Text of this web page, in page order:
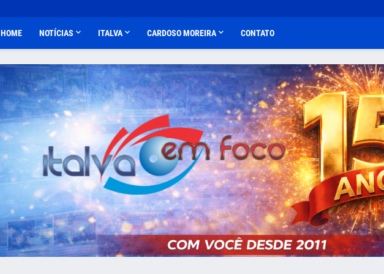
HOME NOTÍCIAS ITALVA CARDOSO MOREIRA CONTATO